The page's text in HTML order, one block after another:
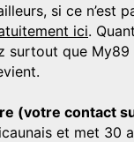
si ce n’est
ici.
surtout que My89
(votre contact
et met 30